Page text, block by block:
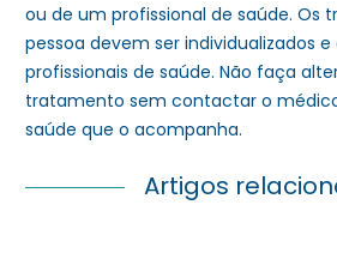
ou de um profissional de saúde. Os
pessoa devem ser individualizados
profissionais de saúde. Não faça
tratamento sem contactar o
saúde que o acompanha.
Artigos